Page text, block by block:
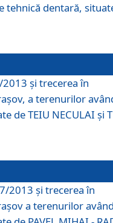
tehnică dentară,
şi trecerea în
a terenurilor
de TEIU NECULAI şi
2013 şi trecerea în
a terenurilor